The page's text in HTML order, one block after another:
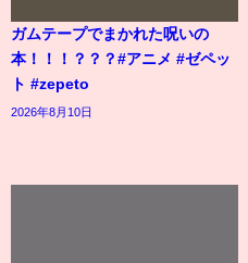
ガムテープでまかれた呪いの
本！！！？？？#アニメ #ゼペッ
ト #zepeto
2026年8月10日